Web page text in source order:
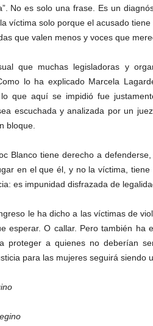
No es solo una frase. Es un
víctima solo porque el acusado
que valen menos y voces que
que muchas legisladoras y
lo ha explicado Marcela
lo que aquí se impidió fue
escuchada y analizada por un
bloque.
Blanco tiene derecho a
en el que él, y no la víctima,
es impunidad disfrazada de
le ha dicho a las víctimas de
esperar. O callar. Pero también ha
proteger a quienes no deberían
para las mujeres seguirá siendo